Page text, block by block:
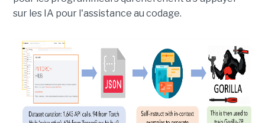
sur les IA pour l'assistance au codage.